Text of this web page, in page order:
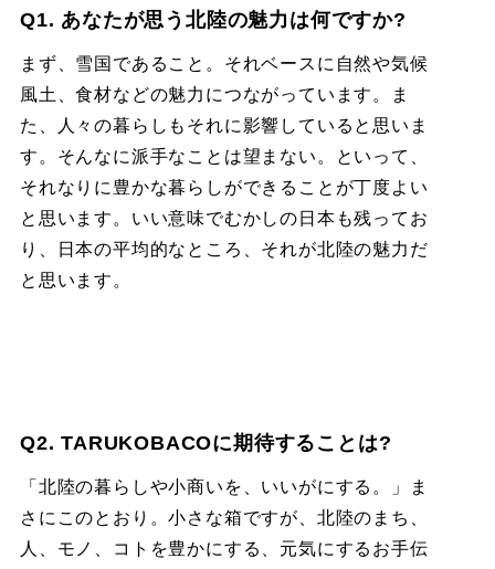
Q1. あなたが思う北陸の魅力は何ですか?
まず、雪国であること。それベースに自然や気候
風土、食材などの魅力につながっています。ま
た、人々の暮らしもそれに影響していると思いま
す。そんなに派手なことは望まない。といって、
それなりに豊かな暮らしができることが丁度よい
と思います。いい意味でむかしの日本も残ってお
り、日本の平均的なところ、それが北陸の魅力だ
と思います。
Q2. TARUKOBACOに期待することは?
「北陸の暮らしや小商いを、いいがにする。」ま
さにこのとおり。小さな箱ですが、北陸のまち、
人、モノ、コトを豊かにする、元気にするお手伝